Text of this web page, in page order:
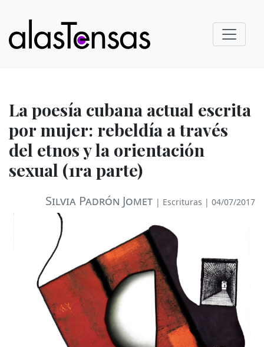
La poesía cubana actual escrita
por mujer: rebeldía a través
del etnos y la orientación
sexual (1ra parte)
Silvia Padrón Jomet | Escrituras | 04/07/2017